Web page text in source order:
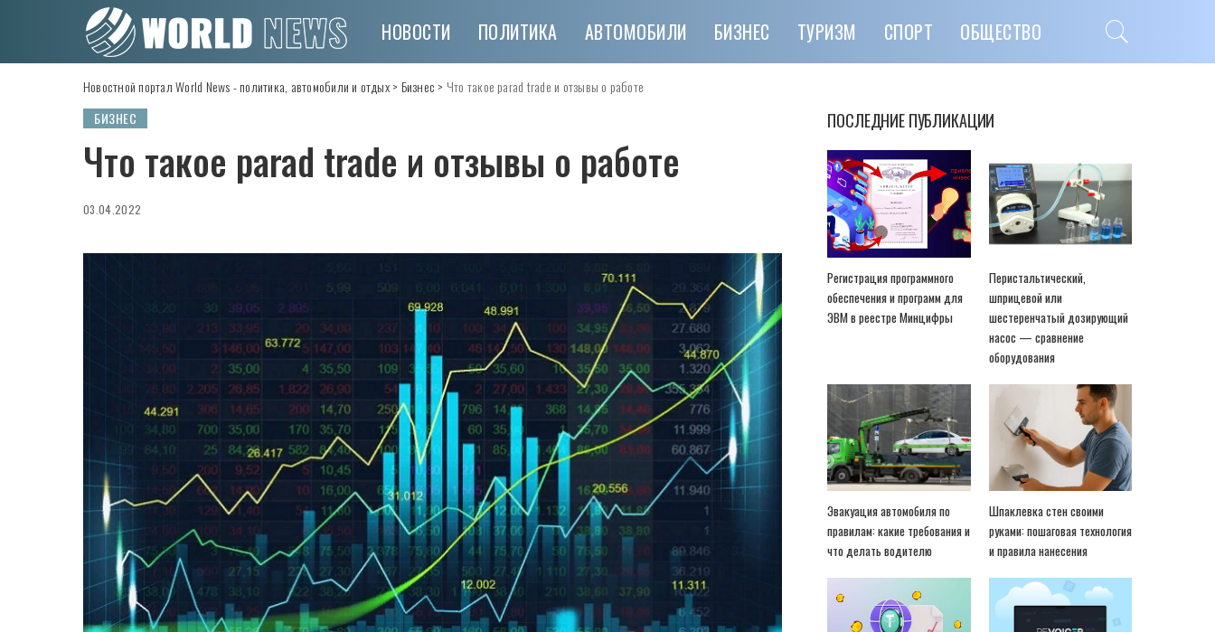
НОВОСТИ ПОЛИТИКА АВТОМОБИЛИ БИЗНЕС ТУРИЗМ СПОРТ ОБЩЕСТВО
Новостной портал World News - политика, автомобили и отдых> Бизнес > Что такое parad trade и отзывы о работе
БИЗНЕС
Что такое parad trade и отзывы о работе
03.04.2022
ПОСЛЕДНИЕ ПУБЛИКАЦИИ
Регистрация программного
обеспечения и программ для
ЭВМ в реестре Минцифры
Перистальтический,
шприцевой или
шестеренчатый дозирующий
насос — сравнение
оборудования
Эвакуация автомобиля по
правилам: какие требования и
что делать водителю
Шпаклевка стен своими
руками: пошаговая технология
и правила нанесения